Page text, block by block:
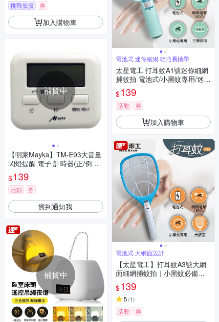
挑戰低價 券
加入購物車
補貨中
【明家Mayka】TM-E93大音量
閃燈提醒 電子 計時器(正/倒數
記憶85分貝 磁吸/立/掛)
$139
活動 券
貨到通知我
補貨中
電池式 迷你細網 輕巧易攜帶
太星電工 打耳蚊A1號迷你細網
捕蚊拍 電池式/小黑蚊專用/迷你
捕蚊拍/迷你電蚊拍/巴掌型捕蚊
拍
$139
活動 券
加入購物車
電池式 大網面設計
【太星電工】打耳蚊A3號大網
面細網捕蚊拍｜小黑蚊必備｜
電池式｜三層網面
$139
5 (1)
活動 券